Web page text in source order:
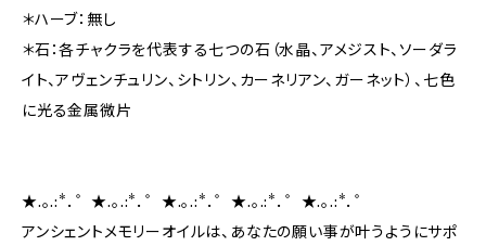
＊ハーブ：無し
＊石：各チャクラを代表する七つの石（水晶、アメジスト、ソーダラ
イト、アヴェンチュリン、シトリン、カーネリアン、ガーネット）、七色
に光る金属微片
★.。.:*．゜★.。.:*．゜★.。.:*．゜★.。.:*．゜★.。.:*．゜
アンシェントメモリーオイルは、あなたの願い事が叶うようにサポ